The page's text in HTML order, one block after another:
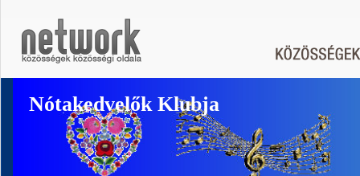
Nótakedvelők Klubja